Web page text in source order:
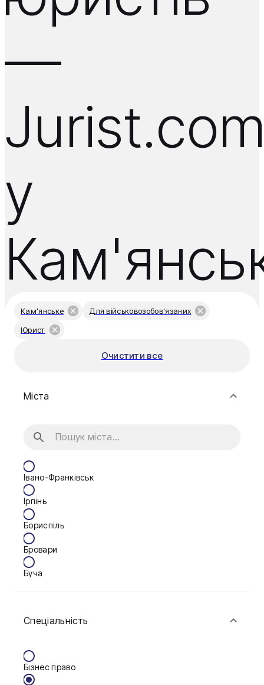
—
у
Кам'янське
Для військовозобов’язаних
Юрист
Очистити все
Міста
Івано-Франківськ
Ірпінь
Бориспіль
Бровари
Буча
Васильків
Дніпро
Спеціальність
Бізнес право